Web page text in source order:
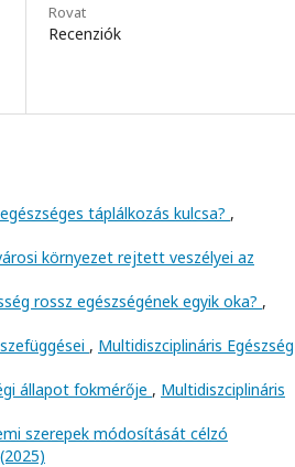
Rovat
Recenziók
táplálkozás kulcsa? ,
környezet rejtett veszélyei az
rossz egészségének egyik oka? ,
, Multidiszciplináris
állapot fokmérője , Multidiszciplináris
szerepek módosítását célzó